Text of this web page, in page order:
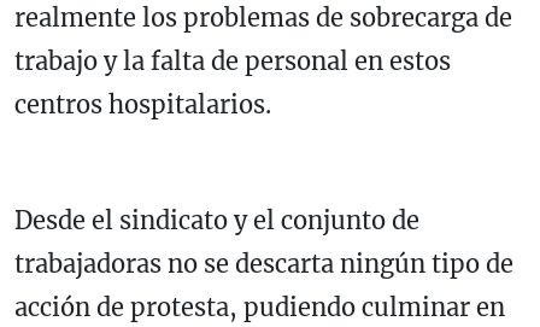
realmente los problemas de sobrecarga de
trabajo y la falta de personal en estos
centros hospitalarios.
Desde el sindicato y el conjunto de
trabajadoras no se descarta ningún tipo de
acción de protesta, pudiendo culminar en